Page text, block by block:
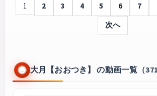
1 2 3 4 5 6 7
次へ
大月【おおつき】 の動画一覧（371